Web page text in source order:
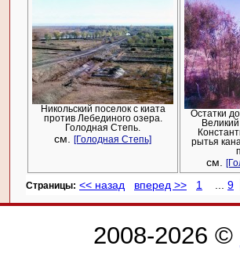
Никольский поселок с киата
против Лебединого озера.
Голодная Степь.
см. [Голодная Степь]
Остатки
рытья
см.
Cтраницы: << назад вперед >> 1 9
2008-2026 ©